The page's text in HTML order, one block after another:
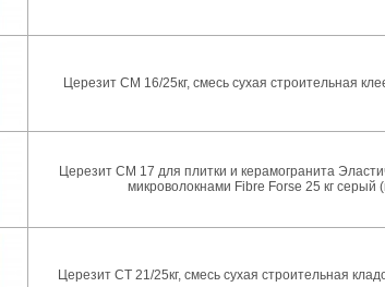
Церезит CM 16/25кг, смесь сухая строительная
Церезит CM 17 для плитки и керамогранита
микроволокнами Fibre Forse 25 кг серый
Церезит CT 21/25кг, смесь сухая строительная